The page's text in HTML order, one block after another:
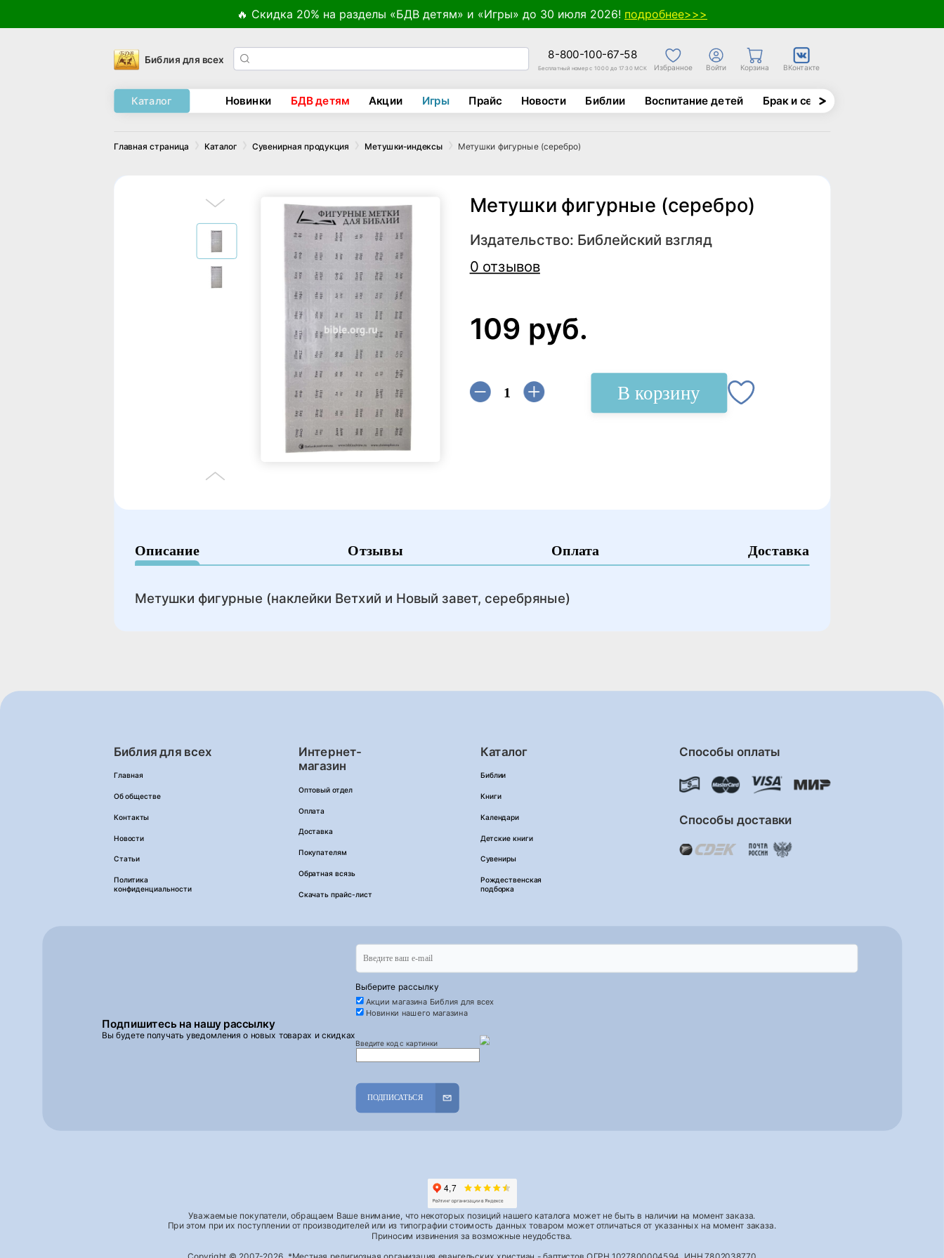
🔥 Скидка 20% на разделы «БДВ детям» и «Игры» до 30 июля 2026! подробнее>>>
Библия для всех 8-800-100-67-58
Бесплатный номер с 10:00 до 17:30 МСК Избранное Войти Корзина ВКонтакте
Каталог Новинки БДВ детям Акции Игры Прайс Новости Библии Воспитание детей Брак и семья
Главная страница Каталог Сувенирная продукция Метушки-индексы Метушки фигурные (серебро)
Метушки фигурные (серебро)
Издательство: Библейский взгляд
0 отзывов
109 руб.
В корзину
Описание Отзывы Оплата Доставка
Метушки фигурные (наклейки Ветхий и Новый завет, серебряные)
Библия для всех
Главная
Об обществе
Контакты
Новости
Статьи
Политика
конфиденциальности
Интернет-
магазин
Оптовый отдел
Оплата
Доставка
Покупателям
Обратная всязь
Скачать прайс-лист
Каталог
Библии
Книги
Календари
Детские книги
Сувениры
Рождественская
подборка
Способы оплаты
Способы доставки
Подпишитесь на нашу рассылку
Вы будете получать уведомления о новых товарах и скидках
Выберите рассылку
Акции магазина Библия для всех
Новинки нашего магазина
Введите код с картинки
ПОДПИСАТЬСЯ
Уважаемые покупатели, обращаем Ваше внимание, что некоторых позиций нашего каталога может не быть в наличии на момент заказа.
При этом при их поступлении от производителей или из типографии стоимость данных товаром может отличаться от указанных на момент заказа.
Приносим извинения за возможные неудобства.
Copyright © 2007-2026, *Местная религиозная организация евангельских христиан - баптистов ОГРН 1027800004594, ИНН 7802038770